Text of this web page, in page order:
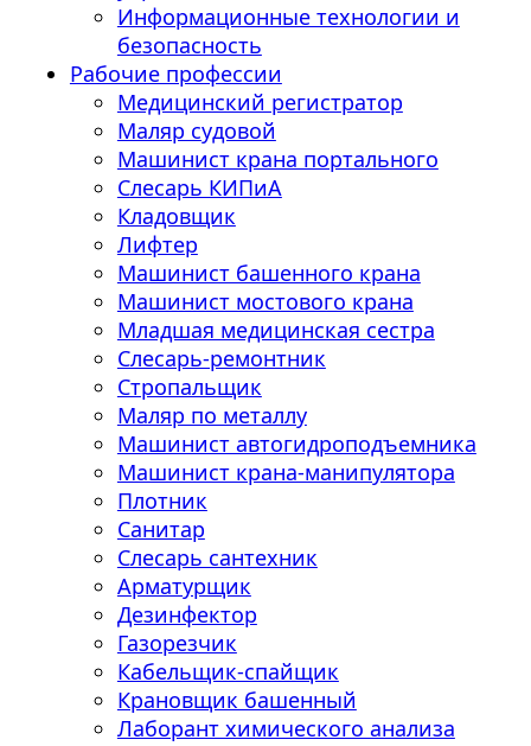
Информационные технологии и
безопасность
Рабочие профессии
Медицинский регистратор
Маляр судовой
Машинист крана портального
Слесарь КИПиА
Кладовщик
Лифтер
Машинист башенного крана
Машинист мостового крана
Младшая медицинская сестра
Слесарь-ремонтник
Стропальщик
Маляр по металлу
Машинист автогидроподъемника
Машинист крана-манипулятора
Плотник
Санитар
Слесарь сантехник
Арматурщик
Дезинфектор
Газорезчик
Кабельщик-спайщик
Крановщик башенный
Лаборант химического анализа